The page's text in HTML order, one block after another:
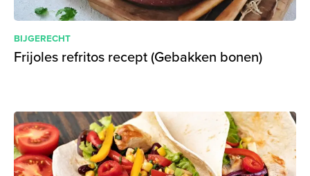
BIJGERECHT
Frijoles refritos recept (Gebakken bonen)